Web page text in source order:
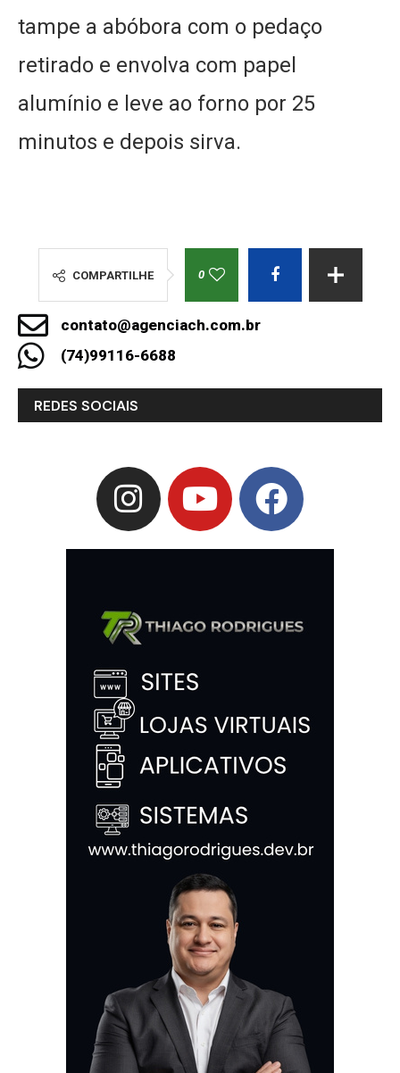
tampe a abóbora com o pedaço
retirado e envolva com papel
alumínio e leve ao forno por 25
minutos e depois sirva.
COMPARTILHE 0
contato@agenciach.com.br
(74)99116-6688
REDES SOCIAIS